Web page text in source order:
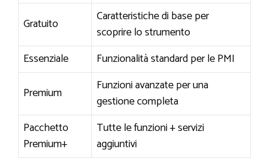
Gratuito
Caratteristiche di base per
scoprire lo strumento
Essenziale
Funzionalità standard per le PMI
Premium
Funzioni avanzate per una
gestione completa
Pacchetto
Premium+
Tutte le funzioni + servizi
aggiuntivi